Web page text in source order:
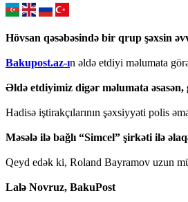
Hövsan qəsəbəsində bir qrup şəxsin
Bakupost.az-ın əldə etdiyi məlumata
Əldə etdiyimiz digər məlumata
Hadisə iştirakçılarının şəxsiyyəti polis
Məsələ ilə bağlı “Simcel” şirkəti ilə
Qeyd edək ki, Roland Bayramov uzun
Lalə Novruz, BakuPost